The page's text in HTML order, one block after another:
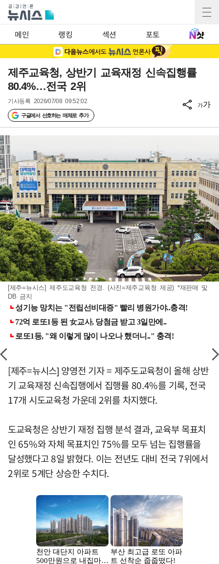
메인 랭킹 섹션 포토
제주교육청, 상반기 교육재정 신속집행률
80.4%…전국 2위
기사등록 2026/07/08 09:52:02
구글에서 선호하는 매체로 추가
가가
[제주=뉴시스] 제주도교육청 전경. (사진=제주교육청 제공) *재판매 및
DB 금지
[제주=뉴시스] 양영전 기자 = 제주도교육청이 올해 상반
기 교육재정 신속집행에서 집행률 80.4%를 기록, 전국
17개 시도교육청 가운데 2위를 차지했다.
도교육청은 상반기 재정 집행 분석 결과, 교육부 목표치
인 65%와 자체 목표치인 75%를 모두 넘는 집행률을
달성했다고 8일 밝혔다. 이는 전년도 대비 전국 7위에서
2위로 5계단 상승한 수치다.